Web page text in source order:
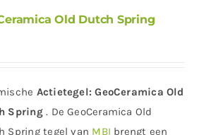
Old Dutch Spring
Actietegel: GeoCeramica Old
Spring. De GeoCeramica Old
Spring tegel van MBI brengt een